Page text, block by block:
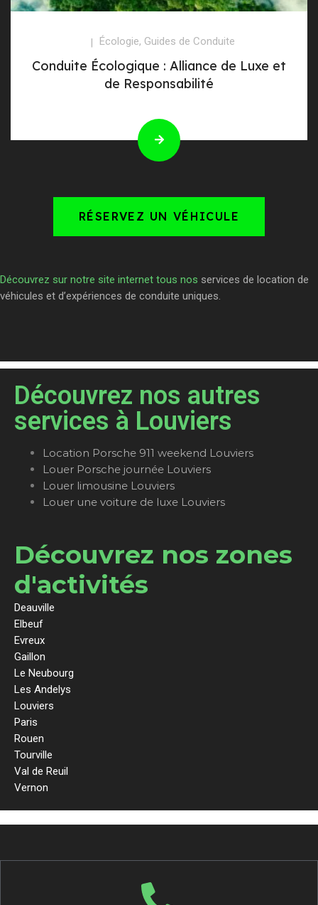
Écologie, Guides de Conduite
Conduite Écologique : Alliance de Luxe et
de Responsabilité
RÉSERVEZ UN VÉHICULE
Découvrez sur notre site internet tous nos services de location de
véhicules et d’expériences de conduite uniques.
Découvrez nos autres
services à Louviers
Location Porsche 911 weekend Louviers
Louer Porsche journée Louviers
Louer limousine Louviers
Louer une voiture de luxe Louviers
Découvrez nos zones
d'activités
Deauville
Elbeuf
Evreux
Gaillon
Le Neubourg
Les Andelys
Louviers
Paris
Rouen
Tourville
Val de Reuil
Vernon